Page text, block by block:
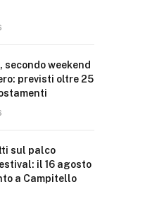
secondo weekend
previsti oltre 25
sul palco
il 16 agosto
a Campitello